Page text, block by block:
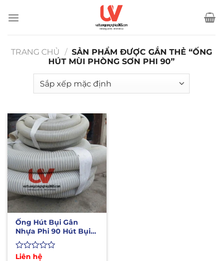
qua
TRANG CHỦ
/ SẢN PHẨM ĐƯỢC GẮN THẺ “ỐNG
HÚT MÙI PHÒNG SƠN PHI 90”
Ống Hút Bụi Gân
Nhựa Phi 90 Hút Bụi
Gỗ, Mùi Sơn, Hơi Hóa
Chất
Được
Liên hệ